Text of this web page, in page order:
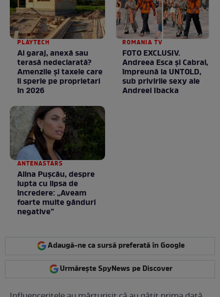
PLAYTECH
Ai garaj, anexă sau
terasă nedeclarată?
Amenzile și taxele care
îi sperie pe proprietari
în 2026
ROMANIA TV
FOTO EXCLUSIV.
Andreea Esca şi Cabral,
împreună la UNTOLD,
sub privirile sexy ale
Andreei Ibacka
ANTENASTARS
Alina Pușcău, despre
lupta cu lipsa de
încredere: „Aveam
foarte multe gânduri
negative”
Adaugă-ne ca sursă preferată în Google
Urmărește SpyNews pe Discover